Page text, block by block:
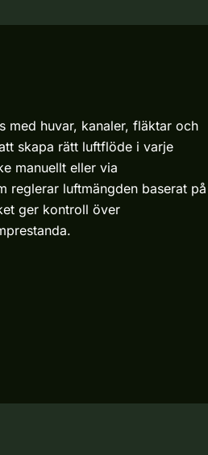
med huvar, kanaler, fläktar och
skapa rätt luftflöde i varje
manuellt eller via
reglerar luftmängden baserat på
ger kontroll över